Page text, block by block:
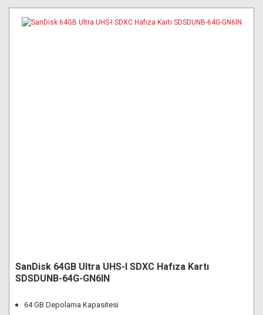
SanDisk 64GB Ultra UHS-I SDXC Hafıza Kartı
SDSDUNB-64G-GN6IN
64 GB Depolama Kapasitesi